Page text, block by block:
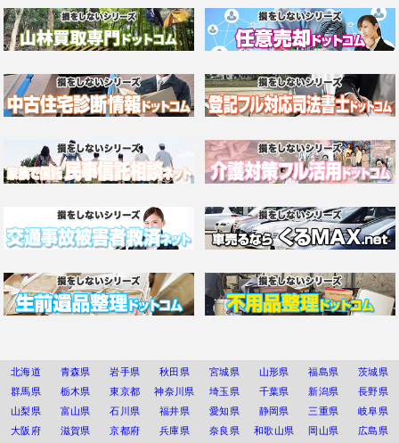
北海道 青森県 岩手県 秋田県 宮城県 山形県 福島県
茨城県
群馬県
栃木県 東京都 神奈川県 埼玉県 千葉県 新潟県
長野県
山梨県
富山県 石川県 福井県 愛知県 静岡県 三重県
岐阜県
大阪府
滋賀県 京都府 兵庫県 奈良県 和歌山県 岡山県
広島県